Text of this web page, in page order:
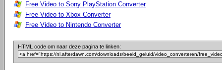
Free Video to Sony PlayStation Converter
Free Video to Xbox Converter
Free Video to Nintendo Converter
HTML code om naar deze pagina te linken: